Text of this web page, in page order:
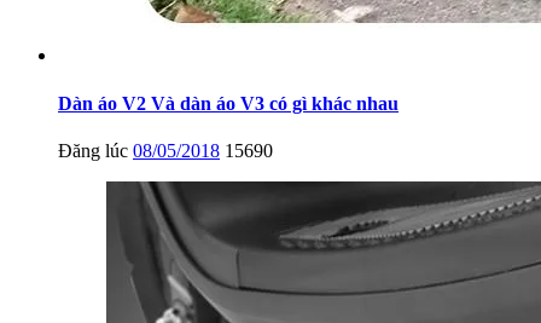
Dàn áo V2 Và dàn áo V3 có gì khác nhau
Đăng lúc 08/05/2018 15690